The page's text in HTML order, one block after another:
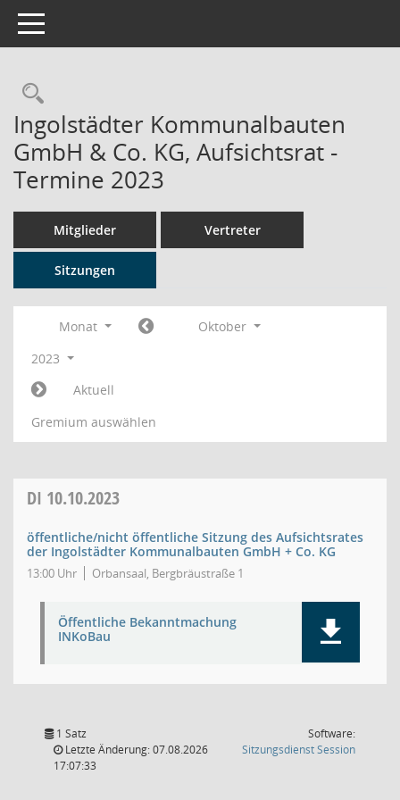
Toggle navigation
Rechercheauswahl
Ingolstädter Kommunalbauten
GmbH & Co. KG, Aufsichtsrat -
Termine 2023
Mitglieder Vertreter
Sitzungen
Monat
Oktober
2023
Aktuell
Gremium auswählen
DI 10.10.2023
öffentliche/nicht öffentliche Sitzung des Aufsichtsrates
der Ingolstädter Kommunalbauten GmbH + Co. KG
13:00 Uhr Orbansaal, Bergbräustraße 1
Öffentliche Bekanntmachung
INKoBau
1 Satz
Letzte Änderung: 07.08.2026
17:07:33
Software:
SitzungsdienstSession(Wird in